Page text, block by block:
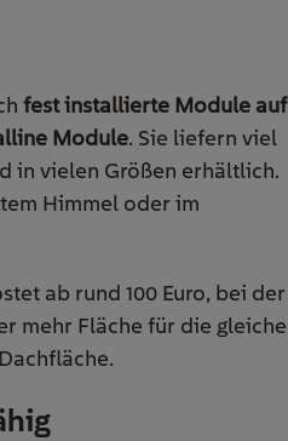
fest installierte Module auf
Module. Sie liefern viel
in vielen Größen erhältlich.
Himmel oder im
ab rund 100 Euro, bei der
mehr Fläche für die gleiche